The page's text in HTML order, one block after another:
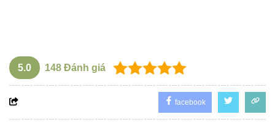
5.0 148 Đánh giá
facebook